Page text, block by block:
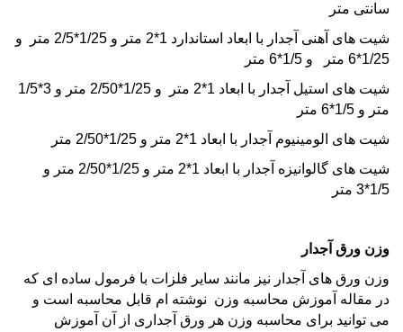
سانتی متر
شیت های آهنی آجدار با ابعاد استاندارد 1*2 متر و 1/25*2/5 متر و
1/25*6 متر و 1/5*6 متر
شیت های استیل آجدار با ابعاد 1*2 متر و 1/25*2/50 متر و 3*1/5
متر و 1/5*6 متر
شیت های الومینیوم آجدار با ابعاد 1*2 متر و 1/25*2/50 متر
شیت های گالوانیزه آجدار با ابعاد 1*2 متر و 1/25*2/50 متر و
1/5*3 متر
وزن ورق آجدار
وزن ورق های آجدار نیز مانند سایر فلزات با فرمول ساده ای که
در مقاله آموزش محاسبه وزن نوشته ام قابل محاسبه است و
می توانید برای محاسبه وزن هر ورق آجداری از آن آموزش